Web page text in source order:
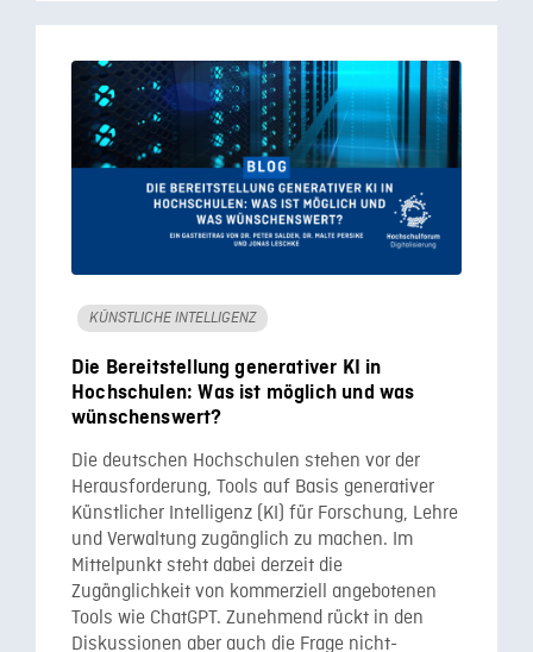
KÜNSTLICHE INTELLIGENZ
Die Bereitstellung generativer KI in
Hochschulen: Was ist möglich und was
wünschenswert?
Die deutschen Hochschulen stehen vor der
Herausforderung, Tools auf Basis generativer
Künstlicher Intelligenz (KI) für Forschung, Lehre
und Verwaltung zugänglich zu machen. Im
Mittelpunkt steht dabei derzeit die
Zugänglichkeit von kommerziell angebotenen
Tools wie ChatGPT. Zunehmend rückt in den
Diskussionen aber auch die Frage nicht-